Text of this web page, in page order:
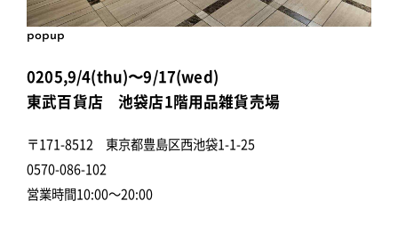
popup
0205,9/4(thu)〜9/17(wed)
東武百貨店 池袋店1階用品雑貨売場
〒171-8512 東京都豊島区西池袋1-1-25
0570-086-102
営業時間10:00～20:00